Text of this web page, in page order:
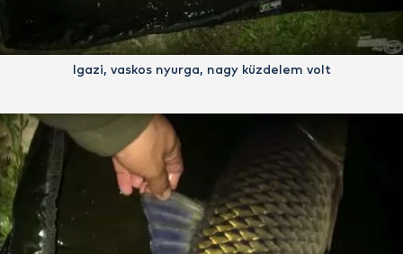
Igazi, vaskos nyurga, nagy küzdelem volt